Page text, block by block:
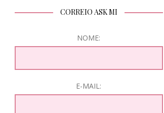
CORREIO ASK MI
NOME:
E-MAIL: